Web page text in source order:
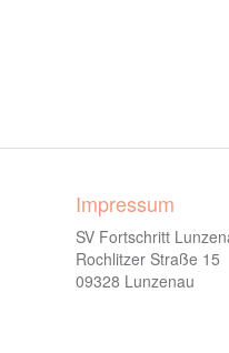
Impressum
SV Fortschritt
Rochlitzer Straße 15
09328 Lunzenau